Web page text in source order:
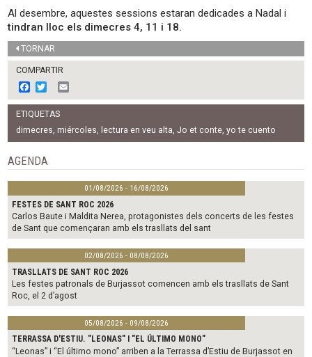
Al desembre, aquestes sessions estaran dedicades a Nadal i
tindran lloc els dimecres 4, 11 i 18.
TORNAR
COMPARTIR
F
a
c
e
b
o
o
k
w
i
t
t
e
m
a
l
ETIQUETAS
dimecres, miércoles, lectura en veu alta,Jo et conte,yo te cuento
AGENDA
01/08/2026 - 16/08/2026
FESTES DE SANT ROC 2026
Carlos Baute i Maldita Nerea, protagonistes dels concerts de les festes
de Sant que començaran amb els trasllats del sant
02/08/2026 - 08/08/2026
TRASLLATS DE SANT ROC 2026
Les festes patronals de Burjassot comencen amb els trasllats de Sant
Roc, el 2 d’agost
05/08/2026 - 09/08/2026
TERRASSA D'ESTIU. "LEONAS" I "EL ÚLTIMO MONO"
“Leonas” i “El último mono” arriben a la Terrassa d’Estiu de Burjassot en